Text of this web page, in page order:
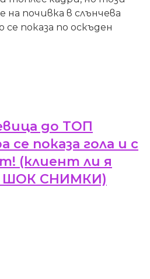
на почивка в слънчева
показа по оскъден
до ТОП
се показа гола и с
(клиент ли я
ШОК СНИМКИ)